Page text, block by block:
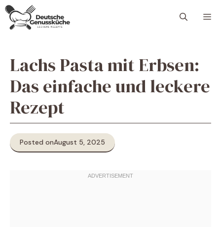
Skip
content
Lachs Pasta mit Erbsen:
Das einfache und leckere
Rezept
Posted onAugust 5, 2025